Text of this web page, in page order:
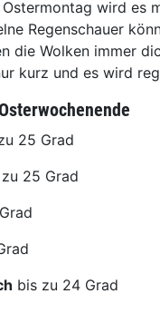
wird es
Regenschauer
die Wolken immer
kurz und es wird
25 Grad
25 Grad
bis zu 24 Grad